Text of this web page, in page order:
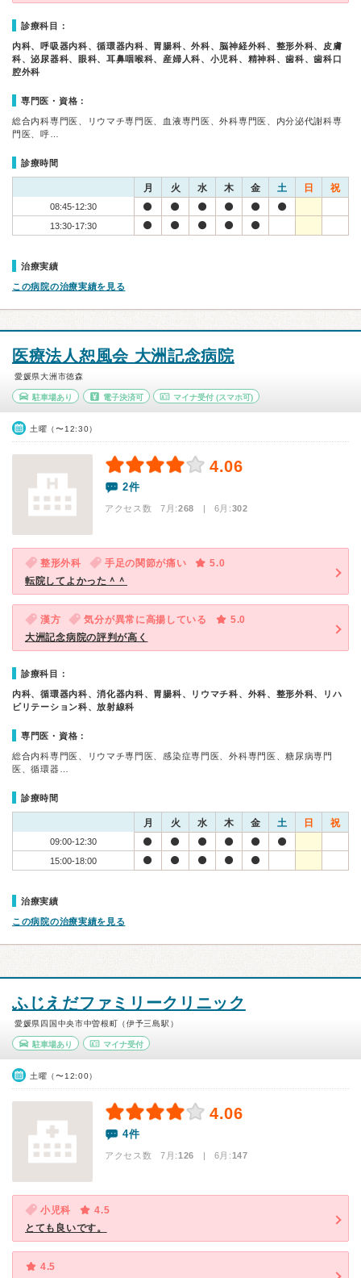
診療科目：
内科、呼吸器内科、循環器内科、胃腸科、外科、脳神経外科、整形外科、皮膚
科、泌尿器科、眼科、耳鼻咽喉科、産婦人科、小児科、精神科、歯科、歯科口
腔外科
専門医・資格：
総合内科専門医、リウマチ専門医、血液専門医、外科専門医、内分泌代謝科専
門医、呼…
診療時間
月 火 水 木 金 土 日 祝
08:45-12:30
13:30-17:30
治療実績
この病院の治療実績を見る
医療法人恕風会 大洲記念病院
愛媛県大洲市徳森
駐車場あり 電子決済可 マイナ受付 (スマホ可)
土曜（〜12:30）
4.06
2件
アクセス数 7月:268 | 6月:302
整形外科 手足の関節が痛い
5.0
転院してよかった＾＾
漢方 気分が異常に高揚している
5.0
大洲記念病院の評判が高く
診療科目：
内科、循環器内科、消化器内科、胃腸科、リウマチ科、外科、整形外科、リハ
ビリテーション科、放射線科
専門医・資格：
総合内科専門医、リウマチ専門医、感染症専門医、外科専門医、糖尿病専門
医、循環器…
診療時間
月 火 水 木 金 土 日 祝
09:00-12:30
15:00-18:00
治療実績
この病院の治療実績を見る
ふじえだファミリークリニック
愛媛県四国中央市中曽根町（伊予三島駅）
駐車場あり マイナ受付
土曜（〜12:00）
4.06
4件
アクセス数 7月:126 | 6月:147
小児科
4.5
とても良いです。
4.5